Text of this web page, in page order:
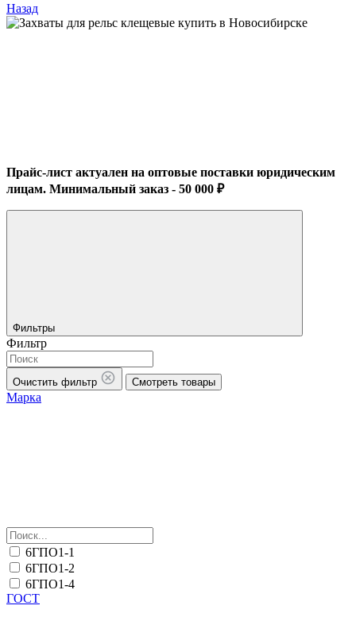
Назад
Прайс-лист актуален на оптовые поставки юридическим
лицам. Минимальный заказ - 50 000 ₽
Фильтры
Фильтр
Очистить фильтр Смотреть товары
Марка
6ГПО1-1
6ГПО1-2
6ГПО1-4
ГОСТ